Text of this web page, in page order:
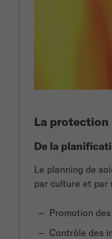
La protection
De la
Le planning de
par culture et par
Promotion
Contrôle des